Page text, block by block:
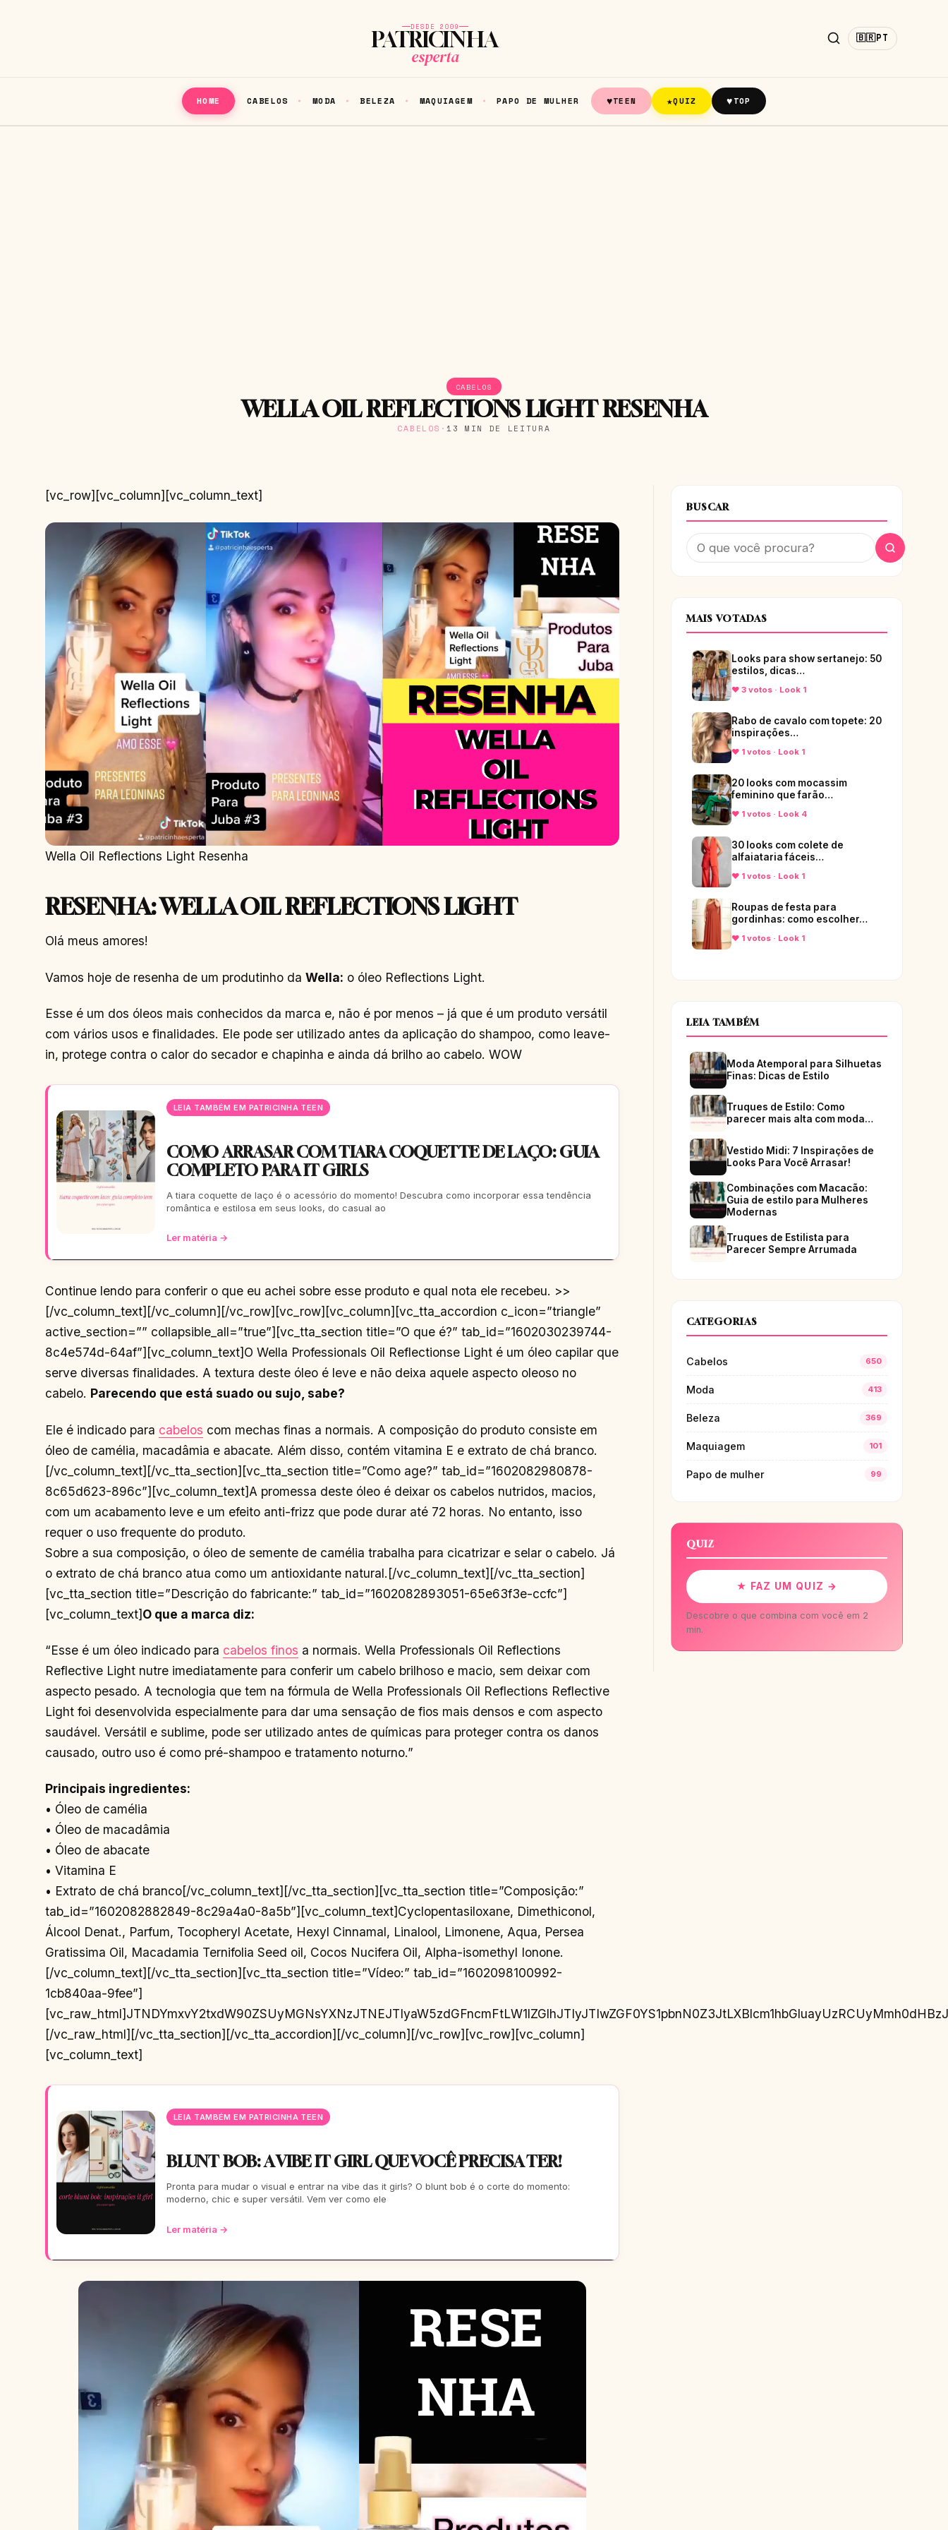
DESDE 2009
PATRICINHA
esperta
🇧🇷PT
HOME CABELOS MODA BELEZA MAQUIAGEM PAPO DE MULHER ♥TEEN ★QUIZ ♥TOP
CABELOS
WELLA OIL REFLECTIONS LIGHT RESENHA
CABELOS · 13 MIN DE LEITURA
[vc_row][vc_column][vc_column_text]
Wella Oil Reflections Light Resenha
RESENHA: WELLA OIL REFLECTIONS LIGHT
Olá meus amores!
Vamos hoje de resenha de um produtinho da Wella: o óleo Reflections Light.
Esse é um dos óleos mais conhecidos da marca e, não é por menos – já que é um produto versátil
com vários usos e finalidades. Ele pode ser utilizado antes da aplicação do shampoo, como leave-
in, protege contra o calor do secador e chapinha e ainda dá brilho ao cabelo. WOW
LEIA TAMBÉM EM PATRICINHA TEEN
COMO ARRASAR COM TIARA COQUETTE DE LAÇO: GUIA
COMPLETO PARA IT GIRLS
A tiara coquette de laço é o acessório do momento! Descubra como incorporar essa tendência
romântica e estilosa em seus looks, do casual ao
Ler matéria →
Continue lendo para conferir o que eu achei sobre esse produto e qual nota ele recebeu. >>
[/vc_column_text][/vc_column][/vc_row][vc_row][vc_column][vc_tta_accordion c_icon=”triangle”
active_section=”” collapsible_all=”true”][vc_tta_section title=”O que é?” tab_id=”1602030239744-
8c4e574d-64af”][vc_column_text]O Wella Professionals Oil Reflectionse Light é um óleo capilar que
serve diversas finalidades. A textura deste óleo é leve e não deixa aquele aspecto oleoso no
cabelo. Parecendo que está suado ou sujo, sabe?
Ele é indicado para cabelos com mechas finas a normais. A composição do produto consiste em
óleo de camélia, macadâmia e abacate. Além disso, contém vitamina E e extrato de chá branco.
[/vc_column_text][/vc_tta_section][vc_tta_section title=”Como age?” tab_id=”1602082980878-
8c65d623-896c”][vc_column_text]A promessa deste óleo é deixar os cabelos nutridos, macios,
com um acabamento leve e um efeito anti-frizz que pode durar até 72 horas. No entanto, isso
requer o uso frequente do produto.
Sobre a sua composição, o óleo de semente de camélia trabalha para cicatrizar e selar o cabelo. Já
o extrato de chá branco atua como um antioxidante natural.[/vc_column_text][/vc_tta_section]
[vc_tta_section title=”Descrição do fabricante:” tab_id=”1602082893051-65e63f3e-ccfc”]
[vc_column_text]O que a marca diz:
“Esse é um óleo indicado para cabelos finos a normais. Wella Professionals Oil Reflections
Reflective Light nutre imediatamente para conferir um cabelo brilhoso e macio, sem deixar com
aspecto pesado. A tecnologia que tem na fórmula de Wella Professionals Oil Reflections Reflective
Light foi desenvolvida especialmente para dar uma sensação de fios mais densos e com aspecto
saudável. Versátil e sublime, pode ser utilizado antes de químicas para proteger contra os danos
causado, outro uso é como pré-shampoo e tratamento noturno.”
Principais ingredientes:
• Óleo de camélia
• Óleo de macadâmia
• Óleo de abacate
• Vitamina E
• Extrato de chá branco[/vc_column_text][/vc_tta_section][vc_tta_section title=”Composição:” tab_id=”1602082882849-8c29a4a0-8a5b”][vc_column_text]Cyclopentasiloxane, Dimethiconol, Álcool Denat., Parfum, Tocopheryl Acetate, Hexyl Cinnamal, Linalool, Limonene, Aqua, Persea Gratissima Oil, Macadamia Ternifolia Seed oil, Cocos Nucifera Oil, Alpha-isomethyl Ionone.[/vc_column_text][/vc_tta_section][vc_tta_section title=”Vídeo:” tab_id=”1602098100992-1cb840aa-9fee”][vc_raw_html]JTNDYmxvY2txdW90ZSUyMGNsYXNzJTNEJTIyaW5zdGFncmFtLW1lZGlhJTIyJTIwZGF0YS1pbnN0Z3JtLXBlcm1hbGluayUzRCUyMmh0dHBzJTNBJTJGJTJGd3d3Lmluc3RhZ3JhbS5jb20lMkZwJTJGQ0F0cXlSNmdOdmYlMkYlM0Z1dG1fc291cmNlJTNEaWdfZW1iZWQlMjZhbXAlM0J1dG1fY2FtcGFpZ24lM0Rsb2FkaW5nJTIyJTIwZGF0YS1pbnN0Z3JtLXZlcnNpb24lM0QlMjIxMiUyMiUyMHN0eWxlJTNEJTIyJTIwYmFja2dyb3VuZCUzQSUyM0ZGRiUzQiUyMGJvcmRlciUzQTAlM0IlMjBib3JkZXItcmFkaXVzJTNBM3B4JTNCJTIwYm94LXNoYWRvdyUzQTAlMjAwJTIwMXB4JTIwMCUyMHJnYmElMjgwJTJDMCUyQzAlMkMwLjUlMjklMkMwJTIwMXB4JTIwMTBweCUyMDAlMjByZ2JhJTI4MCUyQzAlMkMwJTJDMC4xNSUyOSUzQiUyMG1hcmdpbiUzQSUyMDFweCUzQiUyMG1heC13aWR0aCUzQTU0MHB4JTNCJTIwbWluLXdpZHRoJTNBMzI2cHglM0IlMjBwYWRkaW5nJTNBMCUzQiUyMHdpZHRoJTNBOTkuMzc1JTI1JTNCJTIwd2lkdGglM0Etd2Via2l0LWNhbGMlMjgxMDAlMjUlMjAtJTIwMnB4JTI5JTNCJTIwd2lkdGglM0FjYWxjJTI4MTAwJTI1JTIwLSUyMDJweCUyOSUzQiUyMiUzRSUzQ2RpdiUyMHN0eWxlJTNEJTIycGFkZGluZyUzQTE2cHglM0IlMjIlM0UlMjAlM0NhJTIwaHJlZiUzRCUyMmh0dHBzJTNBJTJGJTJGd3d3Lmluc3RhZ3JhbS5jb20lMkZwJTJGQ0F0cXlSNmdOdmYlMkYlM0Z1dG1fc291cmNlJTNEaWdfZW1iZWQlMjZhbXAlM0J1dG1fY2FtcGFpZ24lM0Rsb2FkaW5nJTIyJTIwc3R5bGUlM0QlMjIlMjBiYWNrZ3JvdW5kJTNBJTIzRkZGRkZGJTNCJTIwbGluZS1oZWlnaHQlM0EwJTNCJTIwcGFkZGluZyUzQTAlMjAwJTNCJTIwdGV4dC1hbGlnbiUzQWNlbnRlciUzQiUyMHRleHQtZGVjb3JhdGlvbiUzQW5vbmUlM0IlMjB3aWR0aCUzQTEwMCUyNSUzQiUyMiUyMHRhcmdldCUzRCUyMl9ibGFuayUyMiUzRSUyMCUzQ2RpdiUyMHN0eWxlJTNEJTIyJTIwZGlzcGxheSUzQSUyMGZsZXglM0IlMjBmbGV4LWRpcmVjdGlvbiUzQSUyMHJvdyUzQiUyMGFsaWduLWl0ZW1zJTNBJTIwY2VudGVyJTNCJTIyJTNFJTIwJTNDZGl2JTIwc3R5bGUlM0QlMjJiYWNrZ3JvdW5kLWNvbG9yJTNBJTIwJTIzRjRGNEY0JTNCJTIwYm9yZGVyLXJhZGl1cyUzQSUyMDUwJTI1JTNCJTIwZmxleC1ncm93JTNBJTIwMCUzQiUyMGhlaWdodCUzQSUyMDQwcHglM0IlMjBtYXJnaW4tcmlnaHQlM0ElMjAxNHB4JTNCJTIwd2lkdGglM0ElMjA0MHB4JTNCJTIyJTNFJTNDJTJGZGl2JTNFJTIwJTNDZGl2JTIwc3R5bGUlM0QlMjJkaXNwbGF5JTNBJTIwZmxleCUzQiUyMGZsZXgtZGlyZWN0aW9uJTNBJTIwY29sdW1uJTNCJTIwZmxleC1ncm93JTNBJTIwMSUzQiUyMGp1c3RpZnktY29udGVudCUzQSUyMGNlbnRlciUzQiUyMiUzRSUyMCUzQ2RpdiUyMHN0eWxlJTNEJTIyJTIwYmFja2dyb3VuZC1jb2xvciUzQSUyMCUyM0Y0RjRGNCUzQiUyMGJvcmRlci1yYWRpdXMlM0ElMjA0cHglM0IlMjBmbGV4LWdyb3clM0ElMjAwJTNCJTIwaGVpZ2h0JTNBJTIwMTRweCUzQiUyMG1hcmdpbi1ib3R0b20lM0ElMjA2cHglM0IlMjB3aWR0aCUzQSUyMDEwMHB4JTNCJTIyJTNFJTNDJTJGZGl2JTNFJTIwJTNDZGl2JTIwc3R5bGUlM0QlMjIlMjBiYWNrZ3JvdW5kLWNvbG9yJTNBJTIwJTIzRjRGNEY0JTNCJTIwYm9yZGVyLXJhZGl1cyUzQSUyMDRweCUzQiUyMGZsZXgtZ3JvdyUzQSUyMDAlM0IlMjBoZWlnaHQlM0ElMjAxNHB4JTNCJTIwd2lkdGglM0ElMjA2MHB4JTNCJTIyJTNFJTNDJTJGZGl2JTNFJTNDJTJGZGl2JTNFJTNDJTJGZGl2JTNFJTNDZGl2JTIwc3R5bGUlM0QlMjJwYWRkaW5nJTNBJTIwMTklMjUlMjAwJTNCJTIyJTNFJTNDJTJGZGl2JTNFJTIwJTNDZGl2JTIwc3R5bGUlM0QlMjJkaXNwbGF5JTNBYmxvY2slM0IlMjBoZWlnaHQlM0E1MHB4JTNCJTIwbWFyZ2luJTNBMCUyMGF1dG8lMjAxMnB4JTNCJTIwd2lkdGglM0E1MHB4JTNCJTIyJTNFJTNDc3ZnJTIwd2lkdGglM0QlMjI1MHB4JTIyJTIwaGVpZ2h0JTNEJTIyNTBweCUyMiUyMHZpZXdCb3glM0QlMjIwJTIwMCUyMDYwJTIwNjAlMjIlMjB2ZXJzaW9uJTNEJTIyMS4xJTIyJTIweG1sbnMlM0QlMjJodHRwcyUzQSUyRiUyRnd3dy53My5vcmclMkYyMDAwJTJGc3ZnJTIyJTIweG1sbnMlM0F4bGluayUzRCUyMmh0dHBzJTNBJTJGJTJGd3d3LnczLm9yZyUyRjE5OTklMkZ4bGluayUyMiUzRSUzQ2clMjBzdHJva2UlM0QlMjJub25lJTIyJTIwc3Ryb2tlLXdpZHRoJTNEJTIyMSUyMiUyMGZpbGwlM0QlMjJub25lJTIyJTIwZmlsbC1ydWxlJTNEJTIyZXZlbm9kZCUyMiUzRSUzQ2clMjB0cmFuc2Zvcm0lM0QlMjJ0cmFuc2xhdGUlMjgtNTExLjAwMDAwMCUyQyUyMC0yMC4wMDAwMDAlMjklMjIlMjBmaWxsJTNEJTIyJTIzMDAwMDAwJTIyJTNFJTNDZyUzRSUzQ3BhdGglMjBkJTNEJTIyTTU1Ni44NjklMkMzMC40MSUyMEM1NTQuODE0JTJDMzAuNDElMjA1NTMuMTQ4JTJDMzIuMDc2JTIwNTUzLjE0OCUyQzM0LjEzMSUyMEM1NTMuMTQ4JTJDMzYuMTg2JTIwNTU0LjgxNCUyQzM3Ljg1MiUyMDU1Ni44NjklMkMzNy44NTIlMjBDNTU4LjkyNCUyQzM3Ljg1MiUyMDU2MC41OSUyQzM2LjE4NiUyMDU2MC41OSUyQzM0LjEzMSUyMEM1NjAuNTklMkMzMi4wNzYlMjA1NTguOTI0JTJDMzAuNDElMjA1NTYuODY5JTJDMzAuNDElMjBNNTQxJTJDNjAuNjU3JTIwQzUzNS4xMTQlMkM2MC42NTclMjA1MzAuMzQyJTJDNTUuODg3JTIwNTMwLjM0MiUyQzUwJTIwQzUzMC4zNDIlMkM0NC4xMTQlMjA1MzUuMTE0JTJDMzkuMzQyJTIwNTQxJTJDMzkuMzQyJTIwQzU0Ni44ODclMkMzOS4zNDIlMjA1NTEuNjU4JTJDNDQuMTE0JTIwNTUxLjY1OCUyQzUwJTIwQzU1MS42NTglMkM1NS44ODclMjA1NDYuODg3JTJDNjAuNjU3JTIwNTQxJTJDNjAuNjU3JTIwTTU0MSUyQzMzLjg4NiUyMEM1MzIuMSUyQzMzLjg4NiUyMDUyNC44ODYlMkM0MS4xJTIwNTI0Ljg4NiUyQzUwJTIwQzUyNC44ODYlMkM1OC44OTklMjA1MzIuMSUyQzY2LjExMyUyMDU0MSUyQzY2LjExMyUyMEM1NDkuOSUyQzY2LjExMyUyMDU1Ny4xMTUlMkM1OC44OTklMjA1NTcuMTE1JTJDNTAlMjBDNTU3LjExNSUyQzQxLjElMjA1NDkuOSUyQzMzLjg4NiUyMDU0MSUyQzMzLjg4NiUyME01NjUuMzc4JTJDNjIuMTAxJTIwQzU2NS4yNDQlMkM2NS4wMjIlMjA1NjQuNzU2JTJDNjYuNjA2JTIwNTY0LjM0NiUyQzY3LjY2MyUyMEM1NjMuODAzJTJDNjkuMDYlMjA1NjMuMTU0JTJDNzAuMDU3JTIwNTYyLjEwNiUyQzcxLjEwNiUyMEM1NjEuMDU4JTJDNzIuMTU1JTIwNTYwLjA2JTJDNzIuODAzJTIwNTU4LjY2MiUyQzczLjM0NyUyMEM1NTcuNjA3JTJDNzMuNzU3JTIwNTU2LjAyMSUyQzc0LjI0NCUyMDU1My4xMDIlMkM3NC4zNzglMjBDNTQ5Ljk0NCUyQzc0LjUyMSUyMDU0OC45OTclMkM3NC41NTIlMjA1NDElMkM3NC41NTIlMjBDNTMzLjAwMyUyQzc0LjU1MiUyMDUzMi4wNTYlMkM3NC41MjElMjA1MjguODk4JTJDNzQuMzc4JTIwQzUyNS45NzklMkM3NC4yNDQlMjA1MjQuMzkzJTJDNzMuNzU3JTIwNTIzLjMzOCUyQzczLjM0NyUyMEM1MjEuOTQlMkM3Mi44MDMlMjA1MjAuOTQyJTJDNzIuMTU1JTIwNTE5Ljg5NCUyQzcxLjEwNiUyMEM1MTguODQ2JTJDNzAuMDU3JTIwNTE4LjE5NyUyQzY5LjA2JTIwNTE3LjY1NCUyQzY3LjY2MyUyMEM1MTcuMjQ0JTJDNjYuNjA2JTIwNTE2Ljc1NSUyQzY1LjAyMiUyMDUxNi42MjMlMkM2Mi4xMDElMjBDNTE2LjQ3OSUyQzU4Ljk0MyUyMDUxNi40NDglMkM1Ny45OTYlMjA1MTYuNDQ4JTJDNTAlMjBDNTE2LjQ0OCUyQzQyLjAwMyUyMDUxNi40NzklMkM0MS4wNTYlMjA1MTYuNjIzJTJDMzcuODk5JTIwQzUxNi43NTUlMkMzNC45NzglMjA1MTcuMjQ0JTJDMzMuMzkxJTIwNTE3LjY1NCUyQzMyLjMzOCUyMEM1MTguMTk3JTJDMzAuOTM4JTIwNTE4Ljg0NiUyQzI5Ljk0MiUyMDUxOS44OTQlMkMyOC44OTQlMjBDNTIwLjk0MiUyQzI3Ljg0NiUyMDUyMS45NCUyQzI3LjE5NiUyMDUyMy4zMzglMkMyNi42NTQlMjBDNTI0LjM5MyUyQzI2LjI0NCUyMDUyNS45NzklMkMyNS43NTYlMjA1MjguODk4JTJDMjUuNjIzJTIwQzUzMi4wNTclMkMyNS40NzklMjA1MzMuMDA0JTJDMjUuNDQ4JTIwNTQxJTJDMjUuNDQ4JTIwQzU0OC45OTclMkMyNS40NDglMjA1NDkuOTQzJTJDMjUuNDc5JTIwNTUzLjEwMiUyQzI1LjYyMyUyMEM1NTYuMDIxJTJDMjUuNzU2JTIwNTU3LjYwNyUyQzI2LjI0NCUyMDU1OC42NjIlMkMyNi42NTQlMjBDNTYwLjA2JTJDMjcuMTk2JTIwNTYxLjA1OCUyQzI3Ljg0NiUyMDU2Mi4xMDYlMkMyOC44OTQlMjBDNTYzLjE1NCUyQzI5Ljk0MiUyMDU2My44MDMlMkMzMC45MzglMjA1NjQuMzQ2JTJDMzIuMzM4JTIwQzU2NC43NTYlMkMzMy4zOTElMjA1NjUuMjQ0JTJDMzQuOTc4JTIwNTY1LjM3OCUyQzM3Ljg5OSUyMEM1NjUuNTIyJTJDNDEuMDU2JTIwNTY1LjU1MiUyQzQyLjAwMyUyMDU2NS41NTIlMkM1MCUyMEM1NjUuNTUyJTJDNTcuOTk2JTIwNTY1LjUyMiUyQzU4Ljk0MyUyMDU2NS4zNzglMkM2Mi4xMDElMjBNNTcwLjgyJTJDMzcuNjMxJTIwQzU3MC42NzQlMkMzNC40MzglMjA1NzAuMTY3JTJDMzIuMjU4JTIwNTY5LjQyNSUyQzMwLjM0OSUyMEM1NjguNjU5JTJDMjguMzc3JTIwNTY3LjYzMyUyQzI2LjcwMiUyMDU2NS45NjUlMkMyNS4wMzUlMjBDNTY0LjI5NyUyQzIzLjM2OCUyMDU2Mi42MjMlMkMyMi4zNDIlMjA1NjAuNjUyJTJDMjEuNTc1JTIwQzU1OC43NDMlMkMyMC44MzQlMjA1NTYuNTYyJTJDMjAuMzI2JTIwNTUzLjM2OSUyQzIwLjE4JTIwQzU1MC4xNjklMkMyMC4wMzMlMjA1NDkuMTQ4JTJDMjAlMjA1NDElMkMyMCUyMEM1MzIuODUzJTJDMjAlMjA1MzEuODMxJTJDMjAuMDMzJTIwNTI4LjYzMSUyQzIwLjE4JTIwQzUyNS40MzglMkMyMC4zMjYlMjA1MjMuMjU3JTJDMjAuODM0JTIwNTIxLjM0OSUyQzIxLjU3NSUyMEM1MTkuMzc2JTJDMjIuMzQyJTIwNTE3LjcwMyUyQzIzLjM2OCUyMDUxNi4wMzUlMkMyNS4wMzUlMjBDNTE0LjM2OCUyQzI2LjcwMiUyMDUxMy4zNDIlMkMyOC4zNzclMjA1MTIuNTc0JTJDMzAuMzQ5JTIwQzUxMS44MzQlMkMzMi4yNTglMjA1MTEuMzI2JTJDMzQuNDM4JTIwNTExLjE4MSUyQzM3LjYzMSUyMEM1MTEuMDM1JTJDNDAuODMxJTIwNTExJTJDNDEuODUxJTIwNTExJTJDNTAlMjBDNTExJTJDNTguMTQ3JTIwNTExLjAzNSUyQzU5LjE3JTIwNTExLjE4MSUyQzYyLjM2OSUyMEM1MTEuMzI2JTJDNjUuNTYyJTIwNTExLjgzNCUyQzY3Ljc0MyUyMDUxMi41NzQlMkM2OS42NTElMjBDNTEzLjM0MiUyQzcxLjYyNSUyMDUxNC4zNjglMkM3My4yOTYlMjA1MTYuMDM1JTJDNzQuOTY1JTIwQzUxNy43MDMlMkM3Ni42MzQlMjA1MTkuMzc2JTJDNzcuNjU4JTIwNTIxLjM0OSUyQzc4LjQyNSUyMEM1MjMuMjU3JTJDNzkuMTY3JTIwNTI1LjQzOCUyQzc5LjY3MyUyMDUyOC42MzElMkM3OS44MiUyMEM1MzEuODMxJTJDNzkuOTY1JTIwNTMyLjg1MyUyQzgwLjAwMSUyMDU0MSUyQzgwLjAwMSUyMEM1NDkuMTQ4JTJDODAuMDAxJTIwNTUwLjE2OSUyQzc5Ljk2NSUyMDU1My4zNjklMkM3OS44MiUyMEM1NTYuNTYyJTJDNzkuNjczJTIwNTU4Ljc0MyUyQzc5LjE2NyUyMDU2MC42NTIlMkM3OC40MjUlMjBDNTYyLjYyMyUyQzc3LjY1OCUyMDU2NC4yOTclMkM3Ni42MzQlMjA1NjUuOTY1JTJDNzQuOTY1JTIwQzU2Ny42MzMlMkM3My4yOTYlMjA1NjguNjU5JTJDNzEuNjI1JTIwNTY5LjQyNSUyQzY5LjY1MSUyMEM1NzAuMTY3JTJDNjcuNzQzJTIwNTcwLjY3NCUyQzY1LjU2MiUyMDU3MC44MiUyQzYyLjM2OSUyMEM1NzAuOTY2JTJDNTkuMTclMjA1NzElMkM1OC4xNDclMjA1NzElMkM1MCUyMEM1NzElMkM0MS44NTElMjA1NzAuOTY2JTJDNDAuODMxJTIwNTcwLjgyJTJDMzcuNjMxJTIyJTNFJTNDJTJGcGF0aCUzRSUzQyUyRmclM0UlM0MlMkZnJTNFJTNDJTJGZyUzRSUzQyUyRnN2ZyUzRSUzQyUyRmRpdiUzRSUzQ2RpdiUyMHN0eWxlJTNEJTIycGFkZGluZy10b3AlM0ElMjA4cHglM0IlMjIlM0UlMjAlM0NkaXYlMjBzdHlsZSUzRCUyMiUyMGNvbG9yJTNBJTIzMzg5N2YwJTNCJTIwZm9udC1mYW1pbHklM0FBcmlhbCUyQ3NhbnMtc2VyaWYlM0IlMjBmb250LXNpemUlM0ExNHB4JTNCJTIwZm9udC1zdHlsZSUzQW5vcm1hbCUzQiUyMGZvbnQtd2VpZ2h0JTNBNTUwJTNCJTIwbGluZS1oZWlnaHQlM0ExOHB4JTNCJTIyJTNFJTIwVmVyJTIwZXNzYSUyMGZvdG8lMjBubyUyMEluc3RhZ3JhbSUzQyUyRmRpdiUzRSUzQyUyRmRpdiUzRSUzQ2RpdiUyMHN0eWxlJTNEJTIycGFkZGluZyUzQSUyMDEyLjUlMjUlMjAwJTNCJTIyJTNFJTNDJTJGZGl2JTNFJTIwJTNDZGl2JTIwc3R5bGUlM0QlMjJkaXNwbGF5JTNBJTIwZmxleCUzQiUyMGZsZXgtZGlyZWN0aW9uJTNBJTIwcm93JTNCJTIwbWFyZ2luLWJvdHRvbSUzQSUyMDE0cHglM0IlMjBhbGlnbi1pdGVtcyUzQSUyMGNlbnRlciUzQiUyMiUzRSUzQ2RpdiUzRSUyMCUzQ2RpdiUyMHN0eWxlJTNEJTIyYmFja2dyb3VuZC1jb2xvciUzQSUyMCUyM0Y0RjRGNCUzQiUyMGJvcmRlci1yYWRpdXMlM0ElMjA1MCUyNSUzQiUyMGhlaWdodCUzQSUyMDEyLjVweCUzQiUyMHdpZHRoJTNBJTIwMTIuNXB4JTNCJTIwdHJhbnNmb3JtJTNBJTIwdHJhbnNsYXRlWCUyODBweCUyOSUyMHRyYW5zbGF0ZVklMjg3cHglMjklM0IlMjIlM0UlM0MlMkZkaXYlM0UlMjAlM0NkaXYlMjBzdHlsZSUzRCUyMmJhY2tncm91bmQtY29sb3IlM0ElMjAlMjNGNEY0RjQlM0IlMjBoZWlnaHQlM0ElMjAxMi41cHglM0IlMjB0cmFuc2Zvcm0lM0ElMjByb3RhdGUlMjgtNDVkZWclMjklMjB0cmFuc2xhdGVYJTI4M3B4JTI5JTIwdHJhbnNsYXRlWSUyODFweCUyOSUzQiUyMHdpZHRoJTNBJTIwMTIuNXB4JTNCJTIwZmxleC1ncm93JTNBJTIwMCUzQiUyMG1hcmdpbi1yaWdodCUzQSUyMDE0cHglM0IlMjBtYXJnaW4tbGVmdCUzQSUyMDJweCUzQiUyMiUzRSUzQyUyRmRpdiUzRSUyMCUzQ2RpdiUyMHN0eWxlJTNEJTIyYmFja2dyb3VuZC1jb2xvciUzQSUyMCUyM0Y0RjRGNCUzQiUyMGJvcmRlci1yYWRpdXMlM0ElMjA1MCUyNSUzQiUyMGhlaWdodCUzQSUyMDEyLjVweCUzQiUyMHdpZHRoJTNBJTIwMTIuNXB4JTNCJTIwdHJhbnNmb3JtJTNBJTIwdHJhbnNsYXRlWCUyODlweCUyOSUyMHRyYW5zbGF0ZVklMjgtMThweCUyOSUzQi
LEIA TAMBÉM EM PATRICINHA TEEN
BLUNT BOB: A VIBE IT GIRL QUE VOCÊ PRECISA TER!
Pronta para mudar o visual e entrar na vibe das it girls? O blunt bob é o corte do momento:
moderno, chic e super versátil. Vem ver como ele
Ler matéria →
BUSCAR
MAIS VOTADAS
Looks para show sertanejo: 50
estilos, dicas…
♥ 3 votos · Look 1
Rabo de cavalo com topete: 20
inspirações…
♥ 1 votos · Look 1
20 looks com mocassim
feminino que farão…
♥ 1 votos · Look 4
30 looks com colete de
alfaiataria fáceis…
♥ 1 votos · Look 1
Roupas de festa para
gordinhas: como escolher…
♥ 1 votos · Look 1
LEIA TAMBÉM
Moda Atemporal para Silhuetas
Finas: Dicas de Estilo
Truques de Estilo: Como
parecer mais alta com moda…
Vestido Midi: 7 Inspirações de
Looks Para Você Arrasar!
Combinações com Macacão:
Guia de estilo para Mulheres
Modernas
Truques de Estilista para
Parecer Sempre Arrumada
CATEGORIAS
Cabelos 650
Moda 413
Beleza 369
Maquiagem 101
Papo de mulher 99
QUIZ
★ FAZ UM QUIZ →
Descobre o que combina com você em 2
min.